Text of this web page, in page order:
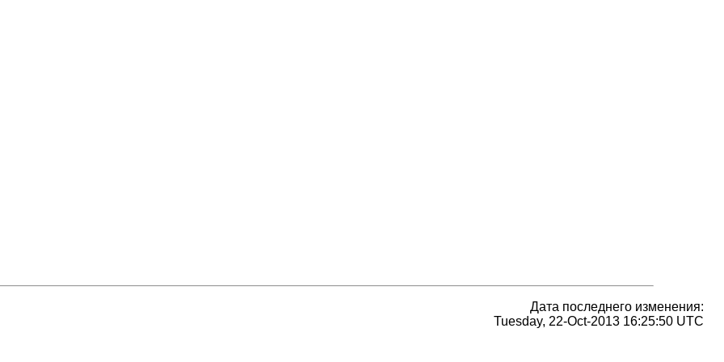
Дата последнего изменения:
Tuesday, 22-Oct-2013 16:25:50 UTC